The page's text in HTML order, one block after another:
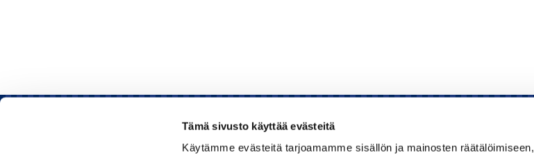
Tämä sivusto käyttää evästeitä
Käytämme evästeitä tarjoamamme sisällön ja mainosten